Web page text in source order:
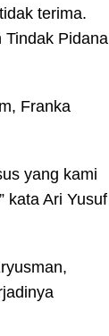
terima.
Tindak Pidana
Franka
yang kami
kata Ari Yusuf